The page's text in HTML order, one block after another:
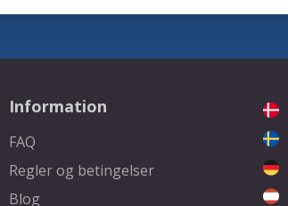
Information
FAQ
Regler og betingelser
Blog